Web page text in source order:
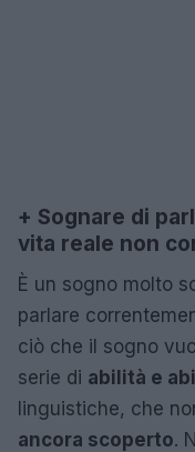
+ Sognare di
vita reale non
È un sogno molto
parlare
ciò che il sogno
serie di abilità e
linguistiche, che
ancora scoperto.